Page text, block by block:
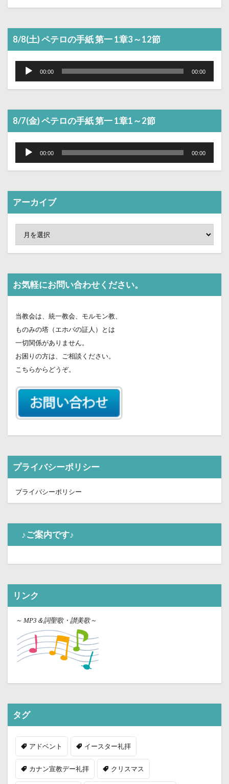
8/8(土) ペテロの手紙 第一 1章3～12節
音
レ
ー
00:00 00:00
8/7(金) ペテロの手紙 第一 1章1～2節
音
レ
ー
00:00 00:00
アーカイブ
お気軽にお問い合わせください。
当教会は、統一教会、モルモン教、
ものみの塔（エホバの証人）とは
一切関係がありません。
お困りの方は、ご相談ください。
こちらからどうぞ。
プライバシーポリシー
プライバシーポリシー
♪ご案内です♪
リンク
～ MP3＆詞聖歌・讃美歌～
タグ
アドベント イースター礼拝
カナン宣教デー礼拝 クリスマス